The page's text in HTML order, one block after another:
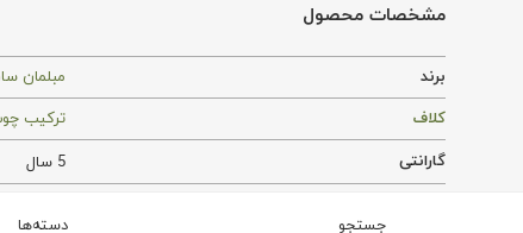
مشخصات محصول
برند
مبلمان
کلاف
ترکیب
گارانتی
5 سال
جستجو دسته‌ها